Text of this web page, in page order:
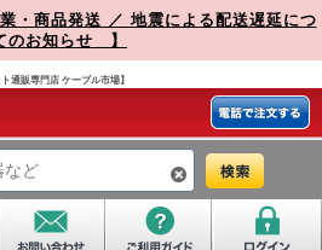
・商品発送 ／ 地震による配送遅延につ
のお知らせ 】
通販専門店 ケーブル市場】